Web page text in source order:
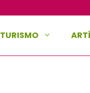
TURISMO